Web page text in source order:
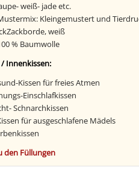
weiß- jade etc.
Kleingemustert und
weiß
% Baumwolle
Innenkissen:
Kissen für freies Atmen
Einschlafkissen
Schnarchkissen
für ausgeschlafene Mädels
den Füllungen